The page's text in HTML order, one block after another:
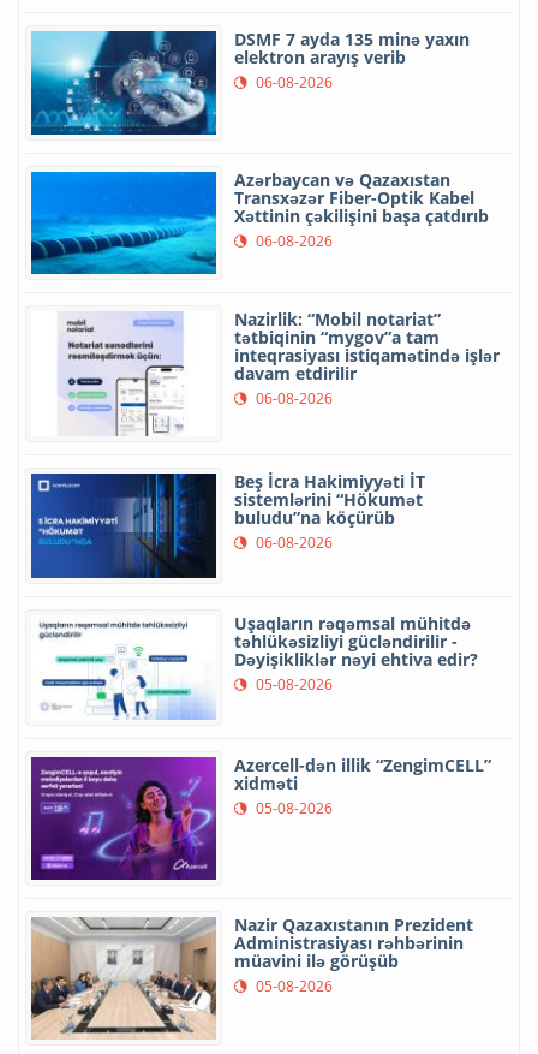
DSMF 7 ayda 135 minə yaxın
elektron arayış verib
06-08-2026
Azərbaycan və Qazaxıstan
Transxəzər Fiber-Optik Kabel
Xəttinin çəkilişini başa çatdırıb
06-08-2026
Nazirlik: “Mobil notariat”
tətbiqinin “mygov”a tam
inteqrasiyası istiqamətində işlər
davam etdirilir
06-08-2026
Beş İcra Hakimiyyəti İT
sistemlərini “Hökumət
buludu”na köçürüb
06-08-2026
Uşaqların rəqəmsal mühitdə
təhlükəsizliyi gücləndirilir -
Dəyişikliklər nəyi ehtiva edir?
05-08-2026
Azercell-dən illik “ZengimCELL”
xidməti
05-08-2026
Nazir Qazaxıstanın Prezident
Administrasiyası rəhbərinin
müavini ilə görüşüb
05-08-2026